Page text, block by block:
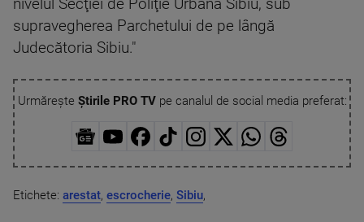
nivelul Secţiei de Poliţie Urbană Sibiu, sub
supravegherea Parchetului de pe lângă
Judecătoria Sibiu."
Urmărește Știrile PRO TVpe canalul de social media preferat:
Etichete: arestat, escrocherie, Sibiu,